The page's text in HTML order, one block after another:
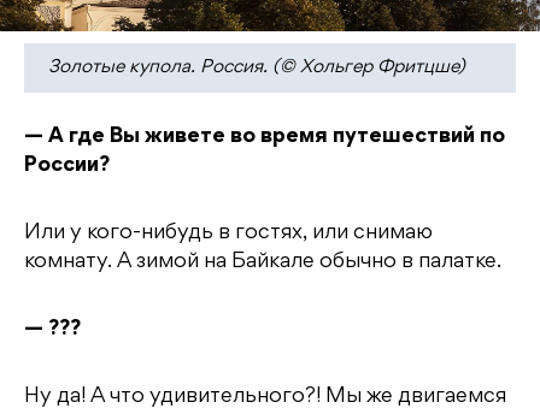
Золотые купола. Россия. (© Хольгер Фритцше)
— А где Вы живете во время путешествий по
России?
Или у кого-нибудь в гостях, или снимаю
комнату. А зимой на Байкале обычно в палатке.
— ???
Ну да! А что удивительного?! Мы же двигаемся